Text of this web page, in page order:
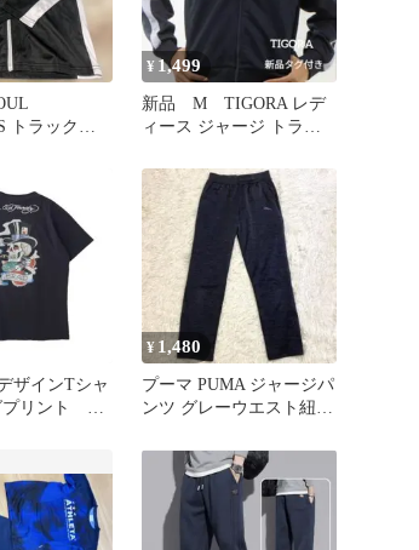
トラックジ
¥1,499
新品 M TIGORA レデ
ィース ジャージ トラッ
紺 紫
ザインTシャ
リント ワ
¥ 1,480
プーマ PUMA ジャージパ
ンツ グレーウエスト紐調